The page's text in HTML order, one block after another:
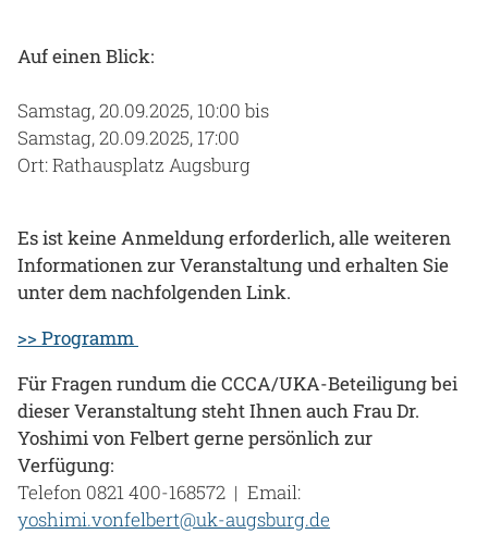
Auf einen Blick:
Samstag, 20.09.2025, 10:00 bis
Samstag, 20.09.2025, 17:00
Ort: Rathausplatz Augsburg
Es ist keine Anmeldung erforderlich, alle weiteren
Informationen zur Veranstaltung und erhalten Sie
unter dem nachfolgenden Link.
>> Programm
Für Fragen rundum die CCCA/UKA-Beteiligung bei
dieser Veranstaltung steht Ihnen auch Frau Dr.
Yoshimi von Felbert gerne persönlich zur
Verfügung:
Telefon 0821 400-168572 | Email:
yoshimi.vonfelbert@uk-augsburg.de